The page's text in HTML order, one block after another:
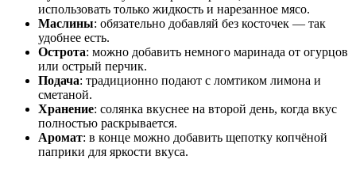
использовать только жидкость и нарезанное мясо.
Маслины: обязательно добавляй без косточек — так
удобнее есть.
Острота: можно добавить немного маринада от огурцов
или острый перчик.
Подача: традиционно подают с ломтиком лимона и
сметаной.
Хранение: солянка вкуснее на второй день, когда вкус
полностью раскрывается.
Аромат: в конце можно добавить щепотку копчёной
паприки для яркости вкуса.